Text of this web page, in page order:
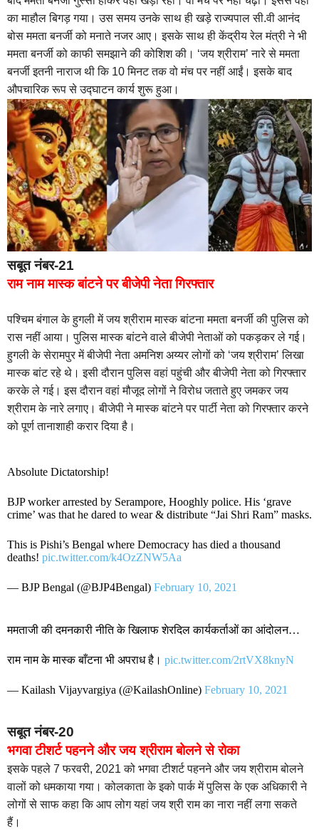
का माहौल बिगड़ गया। उस समय उनके साथ ही खड़े राज्यपाल सी.वी आनंद
बोस ममता बनर्जी को मनाते नजर आए। इसके साथ ही केंद्रीय रेल मंत्री ने भी
ममता बनर्जी को काफी समझाने की कोशिश की। ‘जय श्रीराम’ नारे से ममता
बनर्जी इतनी नाराज थी कि 10 मिनट तक वो मंच पर नहीं आईं। इसके बाद
औपचारिक रूप से उद्घाटन कार्य शुरू हुआ।
सबूत नंबर-21
राम नाम मास्क बांटने पर बीजेपी नेता गिरफ्तार
पश्चिम बंगाल के हुगली में जय श्रीराम मास्क बांटना ममता बनर्जी की पुलिस को
रास नहीं आया। पुलिस मास्क बांटने वाले बीजेपी नेताओं को पकड़कर ले गई।
हुगली के सेरामपुर में बीजेपी नेता अमनिश अय्यर लोगों को ‘जय श्रीराम’ लिखा
मास्क बांट रहे थे। इसी दौरान पुलिस वहां पहुंची और बीजेपी नेता को गिरफ्तार
करके ले गई। इस दौरान वहां मौजूद लोगों ने विरोध जताते हुए जमकर जय
श्रीराम के नारे लगाए। बीजेपी ने मास्क बांटने पर पार्टी नेता को गिरफ्तार करने
को पूर्ण तानाशाही करार दिया है।
Absolute Dictatorship!
BJP worker arrested by Serampore, Hooghly police. His ‘grave
crime’ was that he dared to wear & distribute “Jai Shri Ram” masks.
This is Pishi’s Bengal where Democracy has died a thousand
deaths! pic.twitter.com/k4OzZNW5Aa
— BJP Bengal (@BJP4Bengal) February 10, 2021
ममताजी की दमनकारी नीति के खिलाफ शेरदिल कार्यकर्ताओं का आंदोलन…
राम नाम के मास्क बाँटना भी अपराध है। pic.twitter.com/2rtVX8knyN
— Kailash Vijayvargiya (@KailashOnline) February 10, 2021
सबूत नंबर-20
भगवा टीशर्ट पहनने और जय श्रीराम बोलने से रोका
इसके पहले 7 फरवरी, 2021 को भगवा टीशर्ट पहनने और जय श्रीराम बोलने
वालों को धमकाया गया। कोलकाता के इको पार्क में पुलिस के एक अधिकारी ने
लोगों से साफ कहा कि आप लोग यहां जय श्री राम का नारा नहीं लगा सकते
हैं।